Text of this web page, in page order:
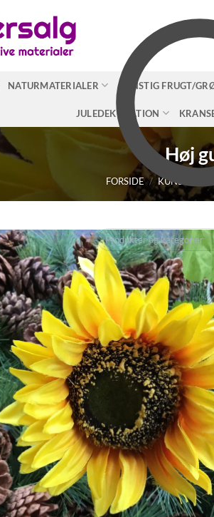
NATURMATERIALER KUNSTIG FRUGT/
JULEDEKORATION
Høj
FORSIDE / KUNSTIGE